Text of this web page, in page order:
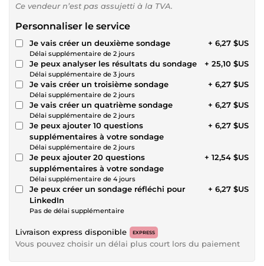
Ce vendeur n’est pas assujetti à la TVA.
Personnaliser le service
Je vais créer un deuxième sondage
Délai supplémentaire de 2 jours
+ 6,27 $US
Je peux analyser les résultats du sondage
Délai supplémentaire de 3 jours
+ 25,10 $US
Je vais créer un troisième sondage
Délai supplémentaire de 2 jours
+ 6,27 $US
Je vais créer un quatrième sondage
Délai supplémentaire de 2 jours
+ 6,27 $US
Je peux ajouter 10 questions
supplémentaires à votre sondage
Délai supplémentaire de 2 jours
+ 6,27 $US
Je peux ajouter 20 questions
supplémentaires à votre sondage
Délai supplémentaire de 4 jours
+ 12,54 $US
Je peux créer un sondage réfléchi pour
LinkedIn
Pas de délai supplémentaire
+ 6,27 $US
Livraison express disponible EXPRESS
Vous pouvez choisir un délai plus court lors du paiement